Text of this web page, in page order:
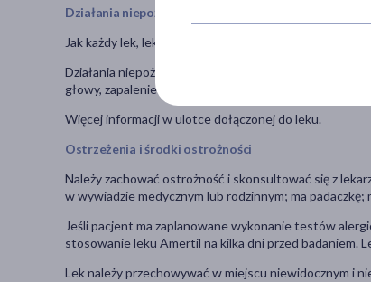
Działania niepożądane
Jak każdy lek, lek ten może powodować działania
Działania niepożądane występujące często (mogą
głowy, zapalenie gardła, zapalenie błony śluzowej
Więcej informacji w ulotce dołączonej do leku.
Ostrzeżenia i środki ostrożności
Należy zachować ostrożność i skonsultować się z
w wywiadzie medycznym lub rodzinnym; ma
Jeśli pacjent ma zaplanowane wykonanie testów
stosowanie leku Amertil na kilka dni przed badaniem.
Lek należy przechowywać w miejscu niewidocznym i